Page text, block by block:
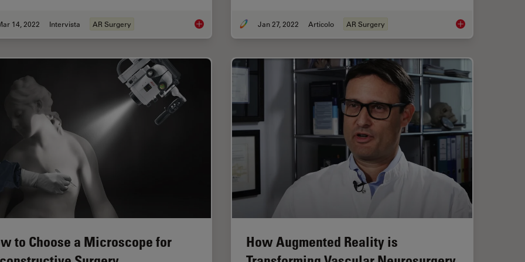
14, 2022 Intervista AR Surgery How AR Surgery Benefits Radial Forearm Free Flap Phalloplasty
Jan 27, 2022 Articolo AR Surgery Free Flap
to Choose a Microscope for
How Augmented Reality is